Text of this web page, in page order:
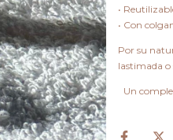
•
• Con
Por su
lastimada o
Un